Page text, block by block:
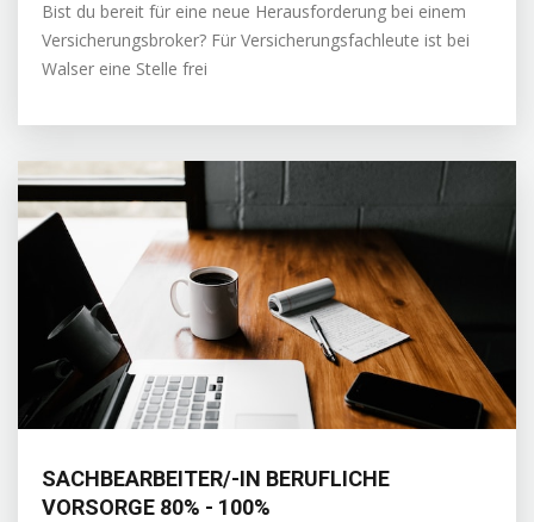
Bist du bereit für eine neue Herausforderung bei einem
Versicherungsbroker? Für Versicherungsfachleute ist bei
Walser eine Stelle frei
SACHBEARBEITER/-IN BERUFLICHE
VORSORGE 80% - 100%